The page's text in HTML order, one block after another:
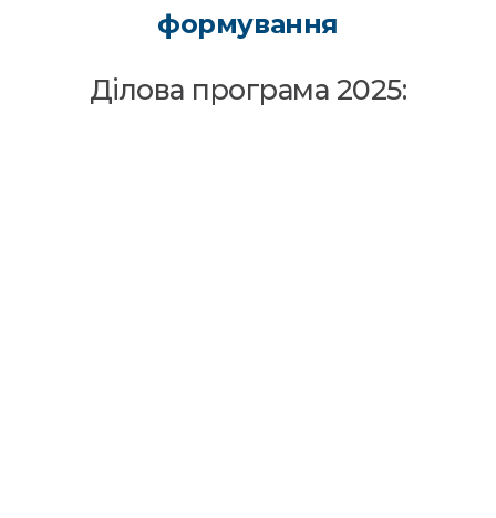
формування
Ділова програма 2025: